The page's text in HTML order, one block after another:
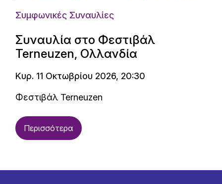
Συμφωνικές Συναυλίες
Συναυλία στο Φεστιβάλ
Terneuzen, Ολλανδία
Κυρ. 11 Οκτωβρίου 2026, 20:30
Φεστιβάλ Terneuzen
Περισσότερα